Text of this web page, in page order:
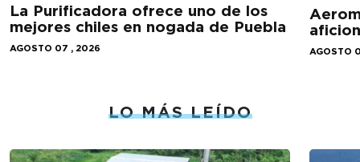
La Purificadora ofrece uno de los
mejores chiles en nogada de Puebla
AGOSTO 07 , 2026 AGOSTO
LO MÁS LEÍDO